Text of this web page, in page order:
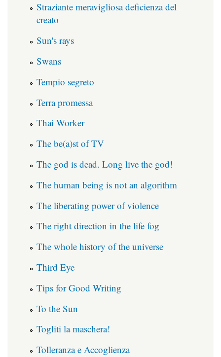
Straziante meravigliosa deficienza del
creato
Sun's rays
Swans
Tempio segreto
Terra promessa
Thai Worker
The be(a)st of TV
The god is dead. Long live the god!
The human being is not an algorithm
The liberating power of violence
The right direction in the life fog
The whole history of the universe
Third Eye
Tips for Good Writing
To the Sun
Togliti la maschera!
Tolleranza e Accoglienza